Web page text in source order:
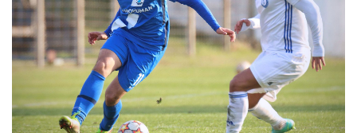
MÉRKŐZÉSEK
KLUB
GALÉRIA
SZURKOLÓI ÉLMÉNYEK